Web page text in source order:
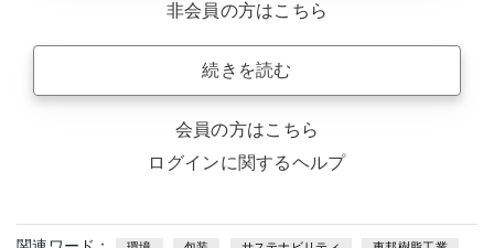
非会員の方はこちら
続きを読む
会員の方はこちら
ログインに関するヘルプ